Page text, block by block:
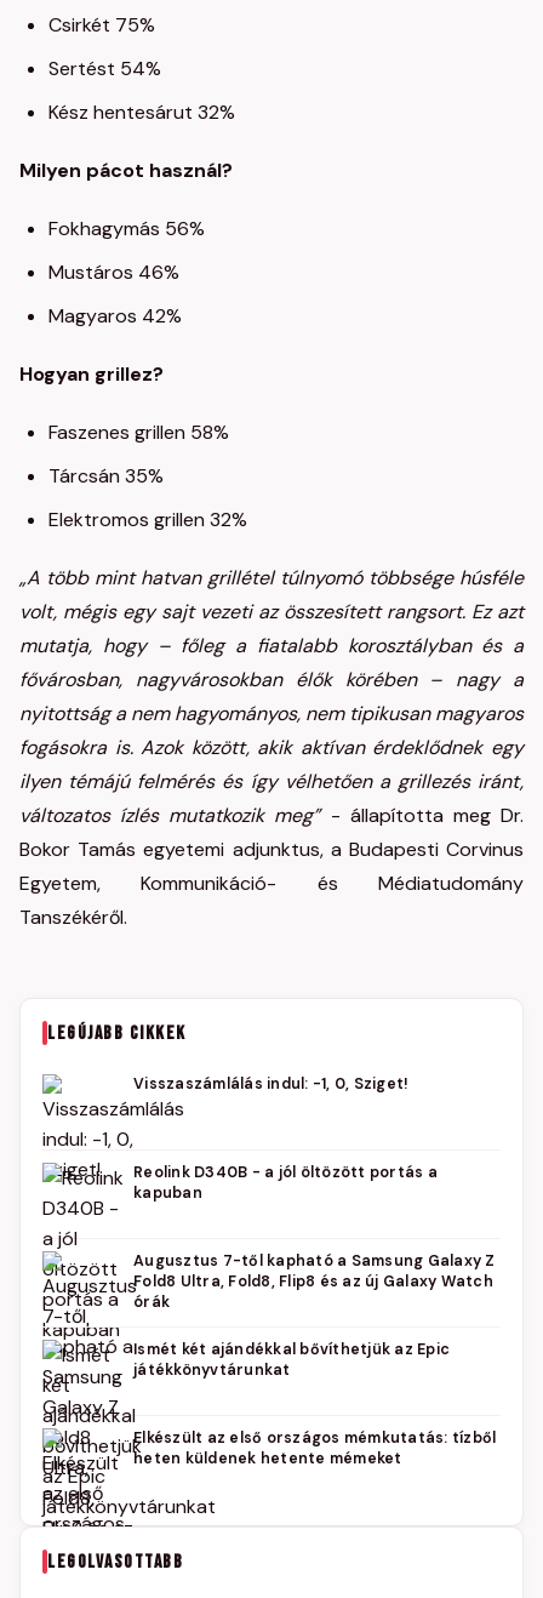
Csirkét 75%
Sertést 54%
Kész hentesárut 32%
Milyen pácot használ?
Fokhagymás 56%
Mustáros 46%
Magyaros 42%
Hogyan grillez?
Faszenes grillen 58%
Tárcsán 35%
Elektromos grillen 32%
„A több mint hatvan grillétel túlnyomó többsége húsféle
volt, mégis egy sajt vezeti az összesített rangsort. Ez azt
mutatja, hogy – főleg a fiatalabb korosztályban és a
fővárosban, nagyvárosokban élők körében – nagy a
nyitottság a nem hagyományos, nem tipikusan magyaros
fogásokra is. Azok között, akik aktívan érdeklődnek egy
ilyen témájú felmérés és így vélhetően a grillezés iránt,
változatos ízlés mutatkozik meg”- állapította meg Dr.
Bokor Tamás egyetemi adjunktus, a Budapesti Corvinus
Egyetem, Kommunikáció- és Médiatudomány
Tanszékéről.
LEGÚJABB CIKKEK
Visszaszámlálás indul: -1, 0, Sziget!
Reolink D340B - a jól öltözött portás a
kapuban
Augusztus 7-től kapható a Samsung Galaxy Z
Fold8 Ultra, Fold8, Flip8 és az új Galaxy Watch
órák
Ismét két ajándékkal bővíthetjük az Epic
játékkönyvtárunkat
Elkészült az első országos mémkutatás: tízből
heten küldenek hetente mémeket
LEGOLVASOTTABB